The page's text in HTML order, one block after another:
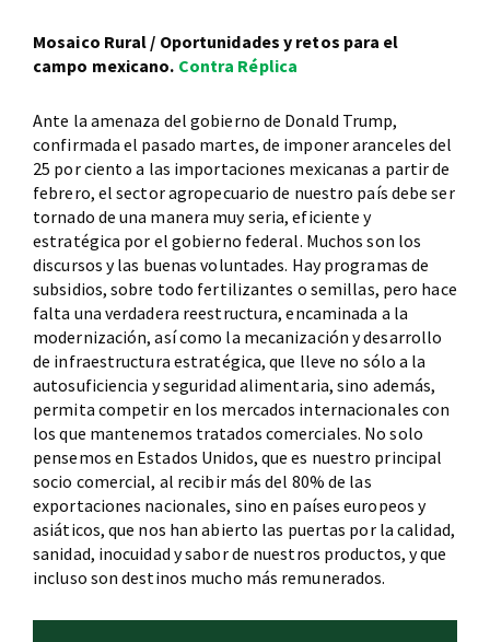
Mosaico Rural / Oportunidades y retos para el
campo mexicano. Contra Réplica
Ante la amenaza del gobierno de Donald Trump,
confirmada el pasado martes, de imponer aranceles del
25 por ciento a las importaciones mexicanas a partir de
febrero, el sector agropecuario de nuestro país debe ser
tornado de una manera muy seria, eficiente y
estratégica por el gobierno federal. Muchos son los
discursos y las buenas voluntades. Hay programas de
subsidios, sobre todo fertilizantes o semillas, pero hace
falta una verdadera reestructura, encaminada a la
modernización, así como la mecanización y desarrollo
de infraestructura estratégica, que lleve no sólo a la
autosuficiencia y seguridad alimentaria, sino además,
permita competir en los mercados internacionales con
los que mantenemos tratados comerciales. No solo
pensemos en Estados Unidos, que es nuestro principal
socio comercial, al recibir más del 80% de las
exportaciones nacionales, sino en países europeos y
asiáticos, que nos han abierto las puertas por la calidad,
sanidad, inocuidad y sabor de nuestros productos, y que
incluso son destinos mucho más remunerados.